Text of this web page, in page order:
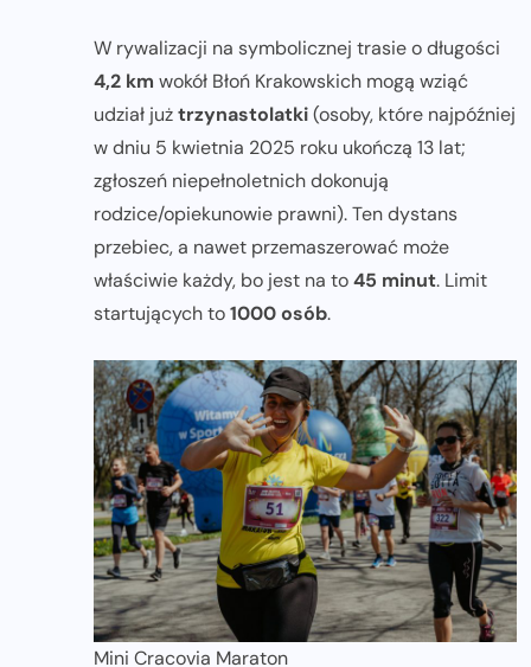
W rywalizacji na symbolicznej trasie o długości
4,2 km wokół Błoń Krakowskich mogą wziąć
udział jużtrzynastolatki(osoby, które najpóźniej
w dniu 5 kwietnia 2025 roku ukończą 13 lat;
zgłoszeń niepełnoletnich dokonują
rodzice/opiekunowie prawni). Ten dystans
przebiec, a nawet przemaszerować może
właściwie każdy, bo jest na to45 minut. Limit
startujących to1000 osób.
Mini Cracovia Maraton